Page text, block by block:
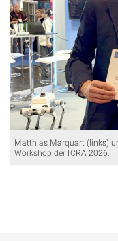
Matthias Marquart (links)
Workshop der ICRA 2026.